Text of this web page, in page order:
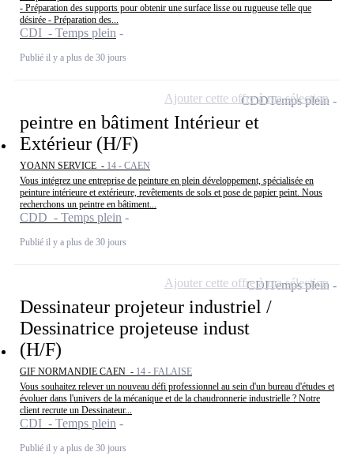
- Préparation des supports pour obtenir une surface lisse ou rugueuse telle que
désirée - Préparation des...
CDI - Temps plein
Publié il y a plus de 30 jours
peintre en bâtiment Intérieur et
Extérieur (H/F)
YOANN SERVICE - 14 - CAEN
Vous intégrez une entreprise de peinture en plein développement, spécialisée en
peinture intérieure et extérieure, revêtements de sols et pose de papier peint. Nous
recherchons un peintre en bâtiment...
CDD - Temps plein
Publié il y a plus de 30 jours
CDDTemps plein
Ajouter cette offre à ma sélection
Dessinateur projeteur industriel /
Dessinatrice projeteuse indust
(H/F)
GIF NORMANDIE CAEN - 14 - FALAISE
Vous souhaitez relever un nouveau défi professionnel au sein d'un bureau d'études et
évoluer dans l'univers de la mécanique et de la chaudronnerie industrielle ? Notre
client recrute un Dessinateur...
CDI - Temps plein
Publié il y a plus de 30 jours
CDITemps plein
Ajouter cette offre à ma sélection